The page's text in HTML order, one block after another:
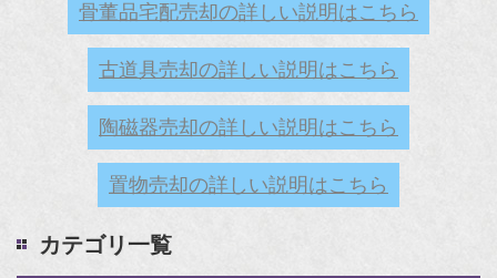
骨董品宅配売却の詳しい説明はこちら
古道具売却の詳しい説明はこちら
陶磁器売却の詳しい説明はこちら
置物売却の詳しい説明はこちら
カテゴリ一覧